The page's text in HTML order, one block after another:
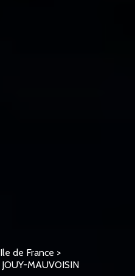
Ile de France >
JOUY-MAUVOISIN